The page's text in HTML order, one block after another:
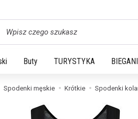
Buty TURYSTYKA
Spodenki męskie Krótkie Spodenki